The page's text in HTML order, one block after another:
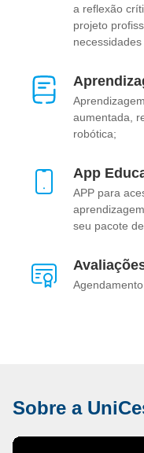
a reflexão
projeto
aumentada,
robótica;
App
APP para
seu pacote
Sobre a